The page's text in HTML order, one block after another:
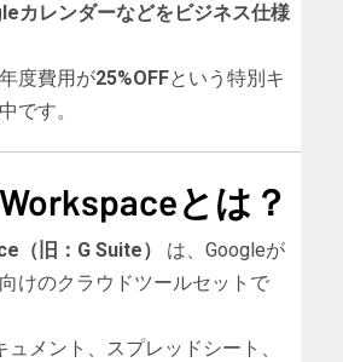
カレンダーなどをビジネス仕様
度費用が25%OFFという特別キ
です。
とは？
（旧：G Suite）
は、Googleが
けのクラウドツールセットで
ュメント、スプレッドシート、